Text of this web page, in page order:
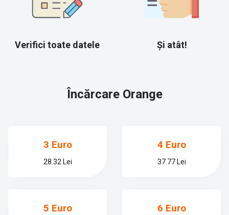
Verifici toate datele Și atât!
Încărcare Orange
3 Euro
28.32 Lei
4 Euro
37.77 Lei
5 Euro 6 Euro